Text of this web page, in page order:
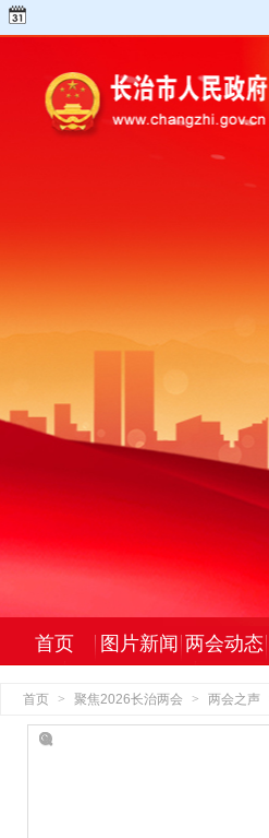
首页 图片新闻 两会动态
首页 > 聚焦2026长治两会 > 两会之声